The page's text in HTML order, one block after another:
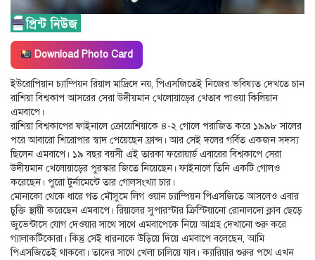
Download Photo Card
ইউরোপিয়ান চ্যাম্পিয়ন রিয়াল মাদ্রিদে নয়, পিএসজিতেই নিজের ভবিষ্যত দেখতে চান
রাশিয়া বিশ্বকাপ আসরের সেরা উদীয়মান খেলোয়াড়ের খেতাব পাওয়া কিলিয়ান
এমবাপে।
রাশিয়া বিশ্বকাপের ফাইনালে ক্রোয়েশিয়াকে ৪-২ গোলে পরাজিত করে ১৯৯৮ সালের
পরে আবারো শিরোপার স্বাদ পেয়েছেন ফ্রান্স। আর সেই দলের গর্বিত একজন সদস্য
ছিলেন এমবাপে। ১৯ বছর বয়সী এই তারকা ফরোয়ার্ড এবারের বিশ্বকাপে সেরা
উদীয়মান খেলোয়াড়ের পুরস্কার জিতে নিয়েছেন। ফাইনালে তিনি একটি গোলও
করেছেন। পুরো টুর্নামেন্টে তার গোলসংখ্যা চার।
মোনাকো থেকে ধারে গত মৌসুমে লিগ ওয়ান চ্যাম্পিয়ন পিএসজিতে আসলেও এবার
চুক্তি স্থায়ী করেছেন এমবাপে। রিয়ালের সুপারস্টার ক্রিস্টিয়ানো রোনালদো ক্লাব ছেড়ে
জুভেন্টাসে যোগ দেওয়ার সাথে সাথে এমবাপেকে নিয়ে আগ্রহ দেখানো শুরু করে
গ্যালাকটিকোরা। কিন্তু সেই ধারনাকে উড়িয়ে দিয়ে এমবাপে বলেছেন, আমি
পিএসজিতেই থাকবো। তাদের সাথে খেলা চালিয়ে যাব। ক্যারিয়ার শুরুর পথে এখন